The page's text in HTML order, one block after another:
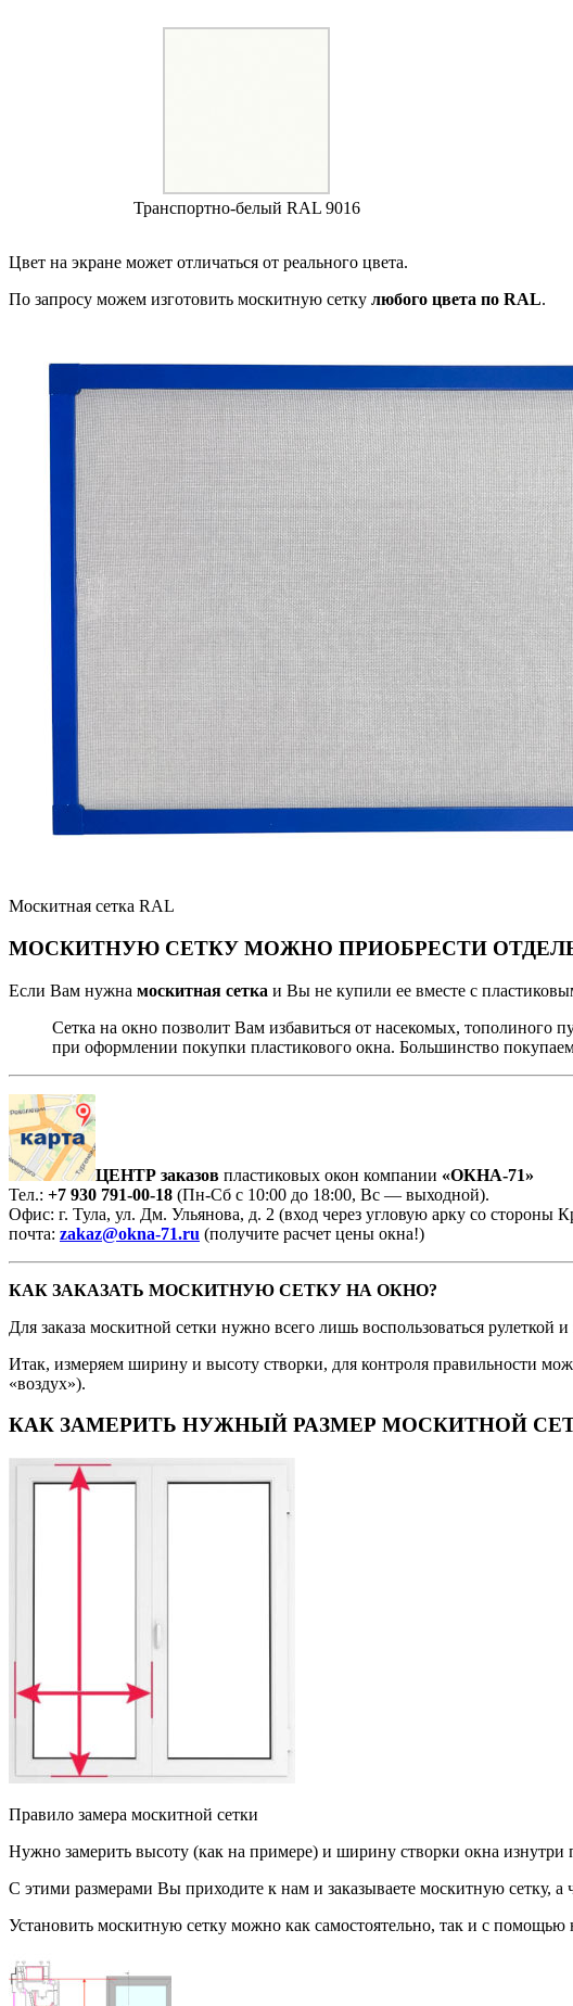
Транспортно-белый RAL 9016
Цвет на экране может отличаться от реального цвета.
По запросу можем изготовить москитную сетку любого цвета по RAL.
Москитная сетка RAL
МОСКИТНУЮ СЕТКУ МОЖНО ПРИОБРЕСТИ
Если Вам нужна москитная сетка и Вы не купили ее вместе с
Сетка на окно позволит Вам избавиться от насекомых,
при оформлении покупки пластикового окна. Большинство
ЦЕНТР заказов пластиковых окон компании «ОКНА-71»
Тел.: +7 930 791-00-18 (Пн-Сб с 10:00 до 18:00, Вс — выходной).
Офис: г. Тула, ул. Дм. Ульянова, д. 2 (вход через угловую арку со стороны
почта: zakaz@okna-71.ru (получите расчет цены окна!)
КАК ЗАКАЗАТЬ МОСКИТНУЮ СЕТКУ НА ОКНО?
Для заказа москитной сетки нужно всего лишь воспользоваться
Итак, измеряем ширину и высоту створки, для контроля правильности
«воздух»).
КАК ЗАМЕРИТЬ НУЖНЫЙ РАЗМЕР МОСКИТНОЙ
Правило замера москитной сетки
Нужно замерить высоту (как на примере) и ширину створки окна изнутри
С этими размерами Вы приходите к нам и заказываете москитную сетку, а
Установить москитную сетку можно как самостоятельно, так и с помощью